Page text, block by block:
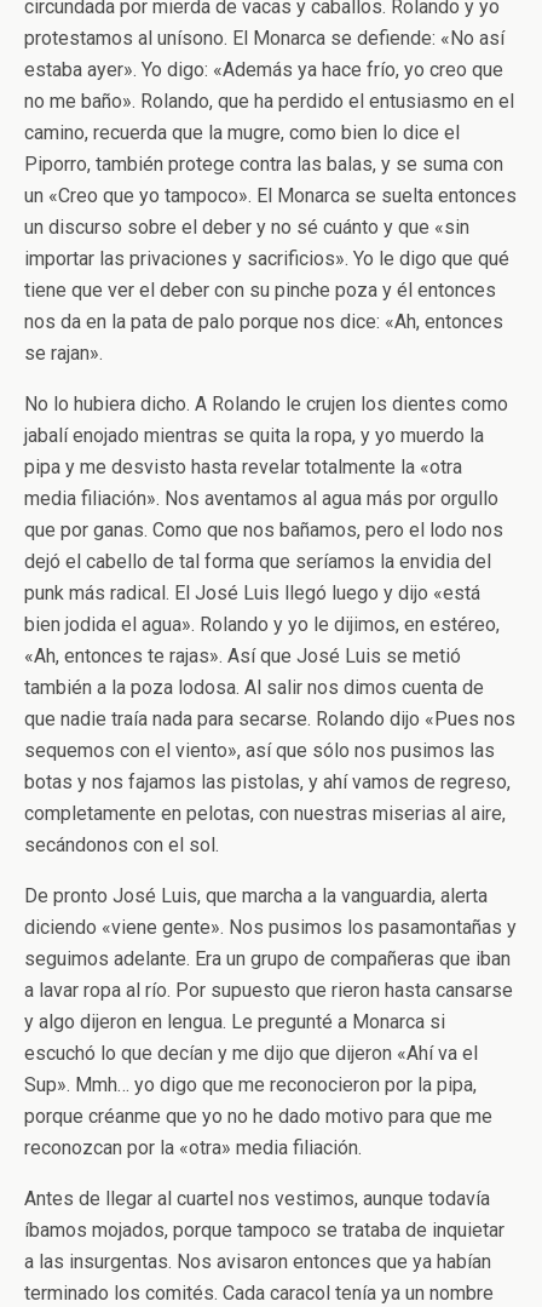
circundada por mierda de vacas y caballos. Rolando y yo
protestamos al unísono. El Monarca se defiende: «No así
estaba ayer». Yo digo: «Además ya hace frío, yo creo que
no me baño». Rolando, que ha perdido el entusiasmo en el
camino, recuerda que la mugre, como bien lo dice el
Piporro, también protege contra las balas, y se suma con
un «Creo que yo tampoco». El Monarca se suelta entonces
un discurso sobre el deber y no sé cuánto y que «sin
importar las privaciones y sacrificios». Yo le digo que qué
tiene que ver el deber con su pinche poza y él entonces
nos da en la pata de palo porque nos dice: «Ah, entonces
se rajan».
No lo hubiera dicho. A Rolando le crujen los dientes como
jabalí enojado mientras se quita la ropa, y yo muerdo la
pipa y me desvisto hasta revelar totalmente la «otra
media filiación». Nos aventamos al agua más por orgullo
que por ganas. Como que nos bañamos, pero el lodo nos
dejó el cabello de tal forma que seríamos la envidia del
punk más radical. El José Luis llegó luego y dijo «está
bien jodida el agua». Rolando y yo le dijimos, en estéreo,
«Ah, entonces te rajas». Así que José Luis se metió
también a la poza lodosa. Al salir nos dimos cuenta de
que nadie traía nada para secarse. Rolando dijo «Pues nos
sequemos con el viento», así que sólo nos pusimos las
botas y nos fajamos las pistolas, y ahí vamos de regreso,
completamente en pelotas, con nuestras miserias al aire,
secándonos con el sol.
De pronto José Luis, que marcha a la vanguardia, alerta
diciendo «viene gente». Nos pusimos los pasamontañas y
seguimos adelante. Era un grupo de compañeras que iban
a lavar ropa al río. Por supuesto que rieron hasta cansarse
y algo dijeron en lengua. Le pregunté a Monarca si
escuchó lo que decían y me dijo que dijeron «Ahí va el
Sup». Mmh… yo digo que me reconocieron por la pipa,
porque créanme que yo no he dado motivo para que me
reconozcan por la «otra» media filiación.
Antes de llegar al cuartel nos vestimos, aunque todavía
íbamos mojados, porque tampoco se trataba de inquietar
a las insurgentas. Nos avisaron entonces que ya habían
terminado los comités. Cada caracol tenía ya un nombre